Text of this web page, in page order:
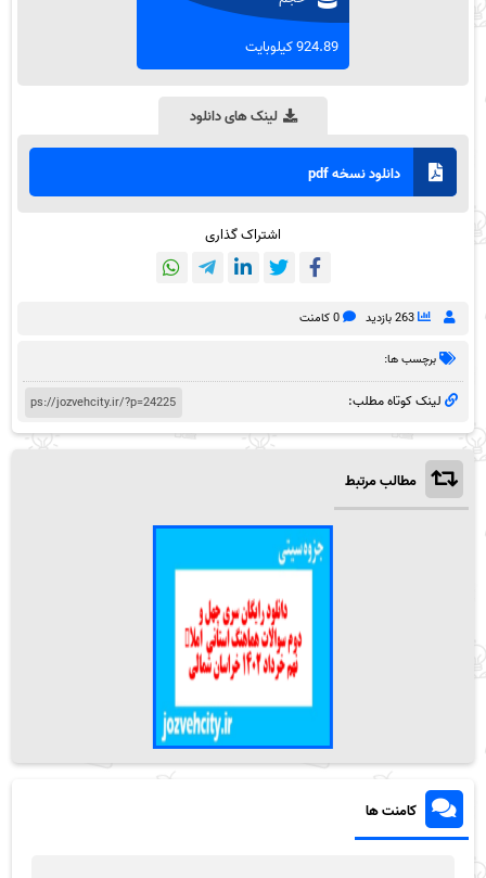
924.89 کیلوبایت
لینک های دانلود
دانلود نسخه pdf
اشتراک گذاری
263 بازدید 0 کامنت
برچسب ها:
لینک کوتاه مطلب:
مطالب مرتبط
کامنت ها